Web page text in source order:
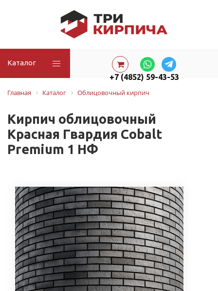
Каталог
+7 (4852) 59-43-53
Главная
Каталог Облицовочный кирпич
Кирпич облицовочный
Красная Гвардия Cobalt
Premium 1 НФ